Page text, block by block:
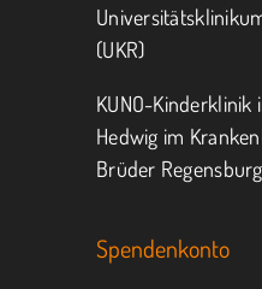
(UKR)
KUNO-Kinderklinik
Hedwig im
Brüder Regensburg
Spendenkonto